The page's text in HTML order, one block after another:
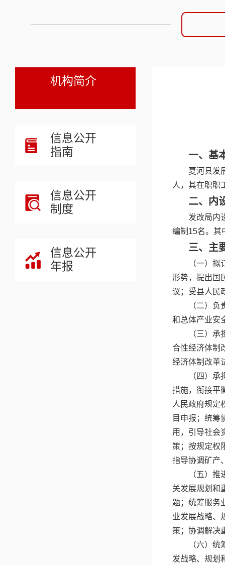
机构简介
信息公开
指南
信息公开
制度
信息公开
年报
一、基
夏河县发
人，其在职职
二、内
发改局内
编制15名。其
三、主
（一）
形势，提出国
议；受县人民
（二）
和总体产业安
（三）
合性经济体制
经济体制改革
（四）
措施，衔接平
人民政府规定
目申报；统筹
用，引导社会
策；按规定权
指导协调矿产
（五）
关发展规划和
题；统筹服务
业发展战略、
策；协调解决
（六）
发战略、规划